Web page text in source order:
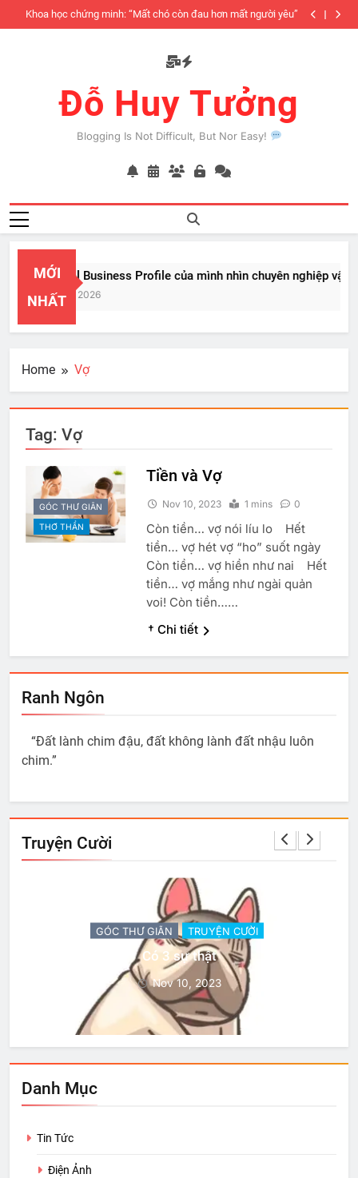
to
Khoa học chứng minh: “Mất chó còn đau hơn mất người yêu”
Đỗ Huy Tưởng
Blogging Is Not Difficult, But Nor Easy!
MỚI
NHẤT
PayPal Business Profile của mình nhìn chuyên nghiệp vật vã
Feb 22, 2026
Home Vợ
Ranh Ngôn
“Đất lành chim đậu, đất không lành đất nhậu luôn
chim.”
Truyện Cười
GÓC THƯ GIÃN TRUYỆN CƯỜI
Có 3 sự thật
Nov 10, 2023
Danh Mục
Tin Tức
Điện Ảnh
Tag: Vợ
GÓC THƯ GIÃN
THƠ THẨN
Tiền và Vợ
Nov 10, 2023 1 mins 0
Còn tiền… vợ nói líu lo Hết
tiền… vợ hét vợ “ho” suốt ngày
Còn tiền… vợ hiền như nai Hết
tiền… vợ mắng như ngài quản
voi! Còn tiền……
† Chi tiết